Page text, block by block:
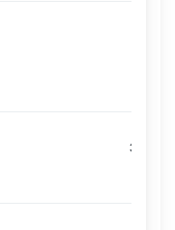
3-1